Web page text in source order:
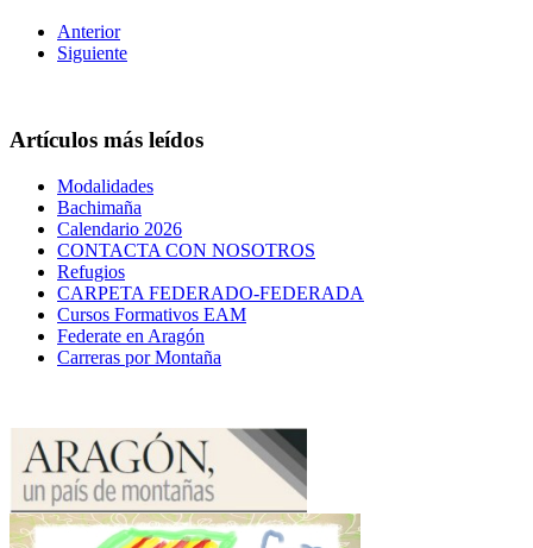
Anterior
Siguiente
Artículos más leídos
Modalidades
Bachimaña
Calendario 2026
CONTACTA CON NOSOTROS
Refugios
CARPETA FEDERADO-FEDERADA
Cursos Formativos EAM
Federate en Aragón
Carreras por Montaña